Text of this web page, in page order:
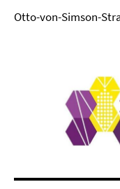
Otto-von-Simson-